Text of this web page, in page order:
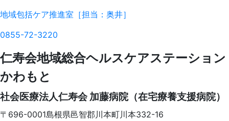
地域包括ケア推進室 ［担当：奥井］
0855-72-3220
仁寿会地域総合ヘルスケアステーション
かわもと
社会医療法人仁寿会 加藤病院（在宅療養支援病院）
〒696-0001島根県邑智郡川本町川本332-16